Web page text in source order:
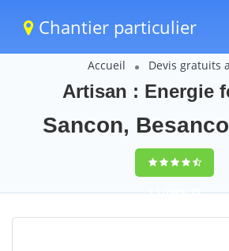
Chantier particulier
Accueil Devis gratuits
Artisan : Energie
Sancon,
9,5(100%)75
votes